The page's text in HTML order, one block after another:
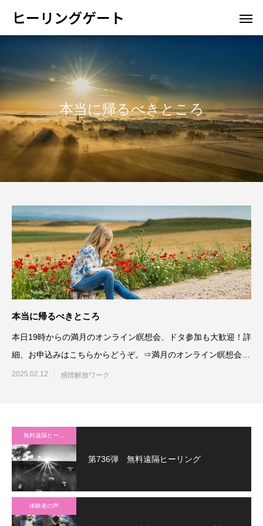
ヒーリングゲート
本当に帰るべきところ
本当に帰るべきところ
本日19時からの満月のオンライン瞑想会、ドタ参加も大歓迎！詳
細、お申込みはこちらからどうぞ。⇒満月のオンライン瞑想会さ
て。
2025.02.12 感情解放ワーク
第736弾 無料遠隔ヒーリング
体験者の声